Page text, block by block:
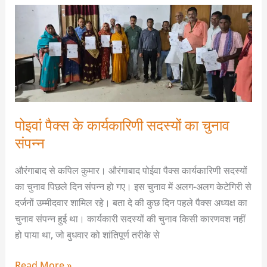
पोइवां पैक्स के कार्यकारिणी सदस्यों का चुनाव
संपन्न
औरंगाबाद से कपिल कुमार। औरंगाबाद पोईवा पैक्स कार्यकारिणी सदस्यों
का चुनाव पिछले दिन संपन्न हो गए। इस चुनाव में अलग-अलग केटेगिरी से
दर्जनों उम्मीदवार शामिल रहे। बता दे की कुछ दिन पहले पैक्स अध्यक्ष का
चुनाव संपन्न हुई था। कार्यकारी सदस्यों की चुनाव किसी कारणवश नहीं
हो पाया था, जो बुधवार को शांतिपूर्ण तरीके से
पोइवां
कार्यकारिणी
सदस्यों
का
संपन्न